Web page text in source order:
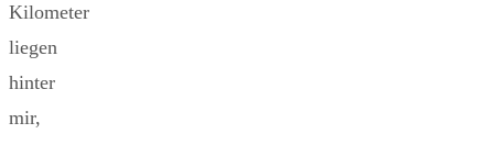
Kilometer
liegen
hinter
mir,